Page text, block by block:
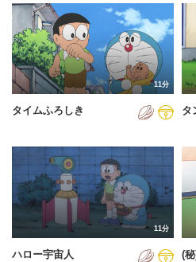
2024年
2025年
2026年
11分
タイムふろしき タ
11分
ハロー宇宙人 (